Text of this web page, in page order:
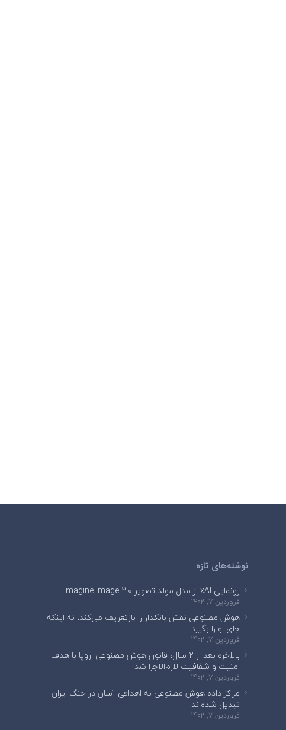
نوشته‌های تازه
رونمایی xAI از مدل مولد تصویر Imagine Image 2.0
فروردین 7, 1402
هوش مصنوعی نقش بانکدار را بازتعریف می‌کند، نه اینکه
جای او را بگیرد
فروردین 7, 1402
بالاخره بعد از ۲ سال، قانون هوش مصنوعی اروپا با هدف
امنیت و شفافیت لازم‌الاجرا شد
فروردین 7, 1402
مراکز داده هوش مصنوعی به اهدافی آسان در جنگ ایران
تبدیل شده‌اند
فروردین 7, 1402